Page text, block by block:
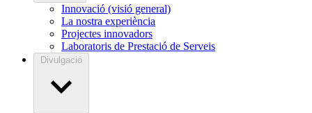
Innovació (visió general)
La nostra experiència
Projectes innovadors
Laboratoris de Prestació de Serveis
Divulgació